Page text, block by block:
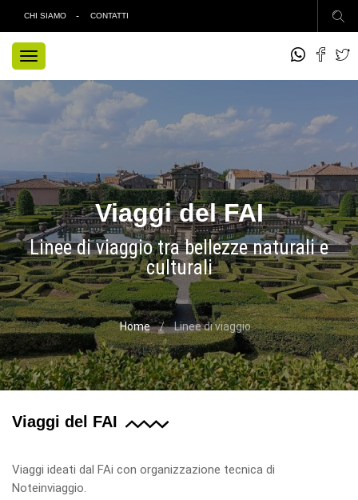
CHI SIAMO CONTATTI
TOGGLE
NAVIGATION
Viaggi del FAI
Linee di viaggio tra bellezze naturali e
culturali
Home Linee di viaggio
Viaggi del FAI
Viaggi ideati dal FAi con organizzazione tecnica di
Noteinviaggio.